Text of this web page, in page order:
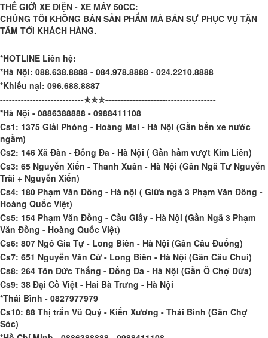
THẾ GIỚI XE ĐIỆN - XE MÁY 50CC:
CHÚNG TÔI KHÔNG BÁN SẢN PHẨM MÀ BÁN SỰ PHỤC VỤ TẬN
TÂM TỚI KHÁCH HÀNG.
*HOTLINE Liên hệ:
*Hà Nội: 088.638.8888 - 084.978.8888 - 024.2210.8888
*Khiếu nại: 096.688.8887
----------------------------✯✯✯-------------------------------------
*Hà Nội - 0886388888 - 0988411108
Cs1: 1375 Giải Phóng - Hoàng Mai - Hà Nội (Gần bến xe nước
ngầm)
Cs2: 146 Xã Đàn - Đống Đa - Hà Nội ( Gần hầm vượt Kim Liên)
Cs3: 65 Nguyễn Xiển - Thanh Xuân - Hà Nội (Gần Ngã Tư Nguyễn
Trãi + Nguyễn Xiển)
Cs4: 180 Phạm Văn Đồng - Hà nội ( Giữa ngã 3 Phạm Văn Đồng -
Hoàng Quốc Việt)
Cs5: 154 Phạm Văn Đồng - Cầu Giấy - Hà Nội (Gần Ngã 3 Phạm
Văn Đồng - Hoàng Quốc Việt)
Cs6: 807 Ngô Gia Tự - Long Biên - Hà Nội (Gần Cầu Đuống)
Cs7: 651 Nguyễn Văn Cừ - Long Biên - Hà Nội (Gần Cầu Chui)
Cs8: 264 Tôn Đức Thắng - Đống Đa - Hà Nội (Gần Ô Chợ Dừa)
Cs9: 38 Đại Cồ Việt - Hai Bà Trưng - Hà Nội
*Thái Bình - 0827977979
Cs10: 88 Thị trấn Vũ Quý - Kiến Xương - Thái Bình (Gần Chợ
Sóc)